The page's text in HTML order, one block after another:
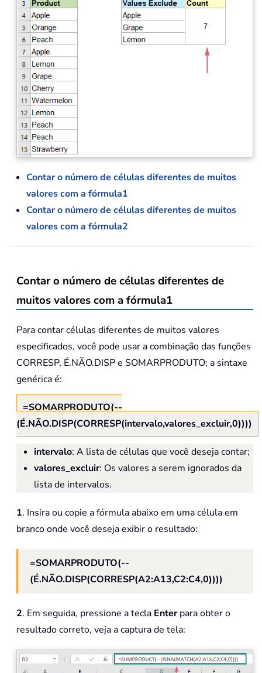
Contar o número de células diferentes de muitos
valores com a fórmula1
Contar o número de células diferentes de muitos
valores com a fórmula2
Contar o número de células diferentes de
muitos valores com a fórmula1
Para contar células diferentes de muitos valores
especificados, você pode usar a combinação das funções
CORRESP, É.NÃO.DISP e SOMARPRODUTO; a sintaxe
genérica é:
=SOMARPRODUTO(--
(É.NÃO.DISP(CORRESP(intervalo,valores_excluir,0))))
intervalo: A lista de células que você deseja contar;
valores_excluir: Os valores a serem ignorados da
lista de intervalos.
1. Insira ou copie a fórmula abaixo em uma célula em
branco onde você deseja exibir o resultado:
=SOMARPRODUTO(--
(É.NÃO.DISP(CORRESP(A2:A13,C2:C4,0))))
2. Em seguida, pressione a tecla Enterpara obter o
resultado correto, veja a captura de tela: